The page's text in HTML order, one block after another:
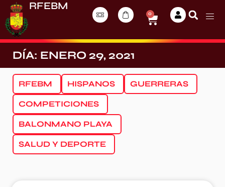
RFEBM
0
DÍA: ENERO 29, 2021
RFEBM HISPANOS GUERRERAS
COMPETICIONES
BALONMANO PLAYA
SALUD Y DEPORTE